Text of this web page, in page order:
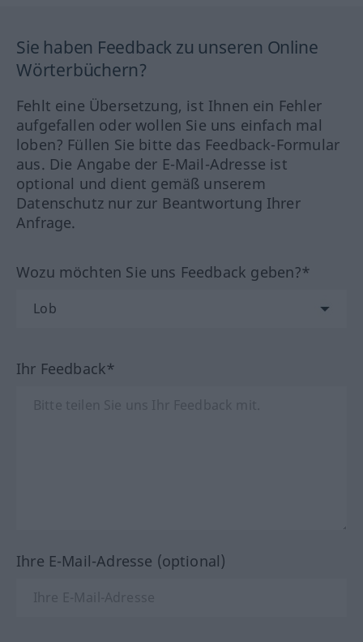
Sie haben Feedback zu unseren Online
Wörterbüchern?
Fehlt eine Übersetzung, ist Ihnen ein Fehler
aufgefallen oder wollen Sie uns einfach mal
loben? Füllen Sie bitte das Feedback-Formular
aus. Die Angabe der E-Mail-Adresse ist
optional und dient gemäß unserem
Datenschutz nur zur Beantwortung Ihrer
Anfrage.
Wozu möchten Sie uns Feedback geben?*
Ihr Feedback*
Ihre E-Mail-Adresse (optional)